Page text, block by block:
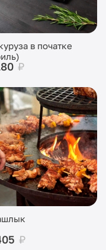
в початке
₽
₽